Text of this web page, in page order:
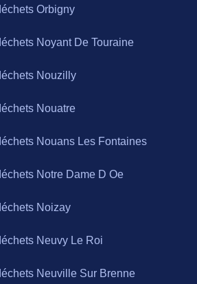
Orbigny
Noyant De Touraine
Nouzilly
Nouatre
Nouans Les Fontaines
Notre Dame D Oe
Noizay
Neuvy Le Roi
Neuville Sur Brenne